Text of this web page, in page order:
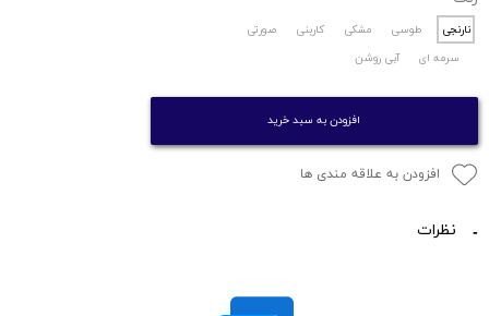
نارنجی طوسی مشکی کاربنی
صورتی
سرمه ای
آبی روشن
افزودن به سبد خرید
افزودن به علاقه مندی ها
نظرات